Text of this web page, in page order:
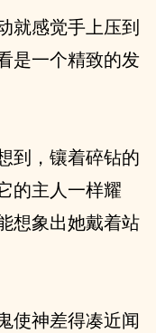
就感觉手上压到
是一个精致的发
到，镶着碎钻的
的主人一样耀
想象出她戴着站
使神差得凑近闻